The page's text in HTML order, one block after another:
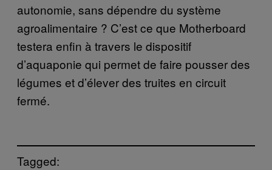
autonomie, sans dépendre du système
agroalimentaire ? C’est ce que Motherboard
testera enfin à travers le dispositif
d’aquaponie qui permet de faire pousser des
légumes et d’élever des truites en circuit
fermé.
Tagged: